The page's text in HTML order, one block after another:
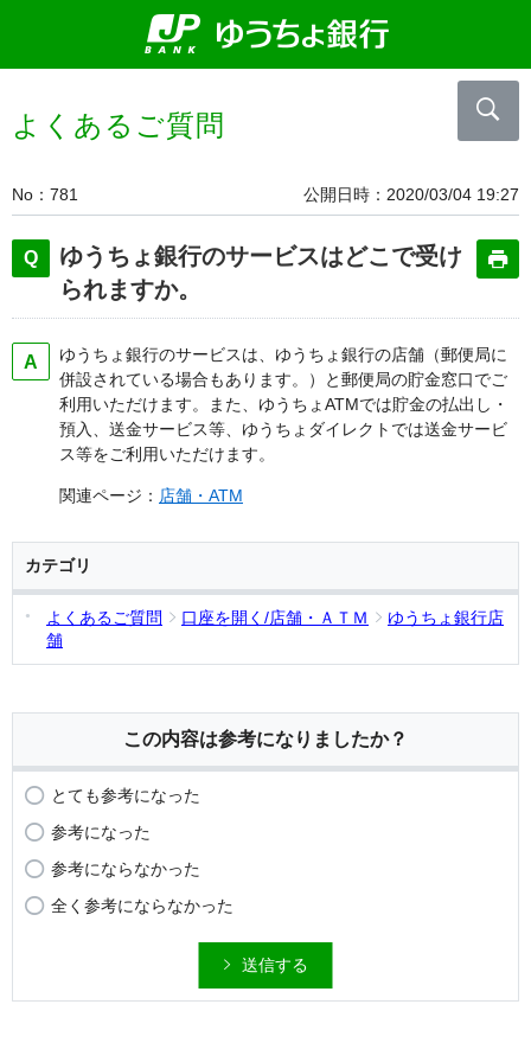
よくあるご質問
No 781 公開日時 2020/03/04 19:27
ゆうちょ銀行のサービスはどこで受け
られますか。
ゆうちょ銀行のサービスは、ゆうちょ銀行の店舗（郵便局に
併設されている場合もあります。）と郵便局の貯金窓口でご
利用いただけます。また、ゆうちょATMでは貯金の払出し・
預入、送金サービス等、ゆうちょダイレクトでは送金サービ
ス等をご利用いただけます。
関連ページ： 店舗・ATM
カテゴリ
よくあるご質問 口座を開く/店舗・ＡＴＭ
ゆうちょ銀行店
舗
この内容は参考になりましたか？
とても参考になった
参考になった
参考にならなかった
全く参考にならなかった
送信する